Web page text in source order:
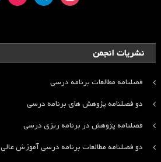
نشریات انجمن
فصلنامه مطالعات برنامه درسی
دو فصلنامه پژوهش های برنامه درسی
فصلنامه پژوهش در برنامه ریزی درسی
دو فصلنامه مطالعات برنامه درسی آموزش عالی